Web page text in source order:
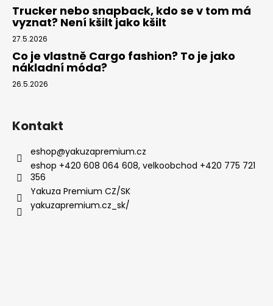
Trucker nebo snapback, kdo se v tom má
vyznat? Není kšilt jako kšilt
27.5.2026
Co je vlastně Cargo fashion? To je jako
nákladní móda?
26.5.2026
Kontakt
eshop@yakuzapremium.cz
eshop +420 608 064 608, velkoobchod +420 775 721
356
Yakuza Premium CZ/SK
yakuzapremium.cz_sk/